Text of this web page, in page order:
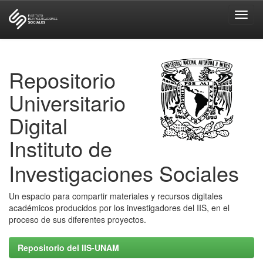
Repositorio
Universitario
Digital
Instituto de
Investigaciones Sociales
Un espacio para compartir materiales y recursos digitales
académicos producidos por los investigadores del IIS, en el
proceso de sus diferentes proyectos.
Repositorio del IIS-UNAM